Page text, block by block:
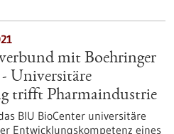
mit Boehringer
Universitäre
trifft Pharmaindustrie
BIU BioCenter universitäre
Entwicklungskompetenz eines